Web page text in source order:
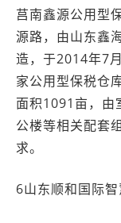
莒南鑫源公用型
源路，由山东鑫
造，于2014年7
家公用型保税仓
面积1091亩，由
公楼等相关配套
求。
6山东顺和国际